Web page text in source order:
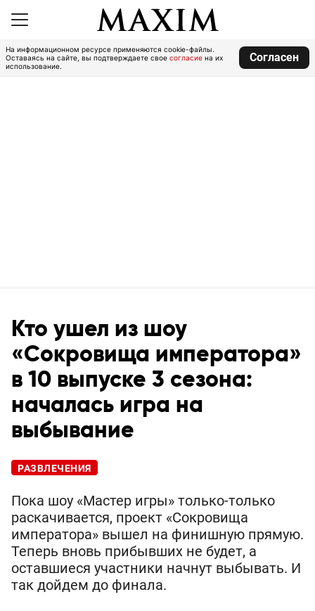
На информационном ресурсе применяются cookie-файлы.
Оставаясь на сайте, вы подтверждаете свое согласие на их
использование.
Согласен
Кто ушел из шоу
«Сокровища императора»
в 10 выпуске 3 сезона:
началась игра на
выбывание
РАЗВЛЕЧЕНИЯ
Пока шоу «Мастер игры» только-только
раскачивается, проект «Сокровища
императора» вышел на финишную прямую.
Теперь вновь прибывших не будет, а
оставшиеся участники начнут выбывать. И
так дойдем до финала.